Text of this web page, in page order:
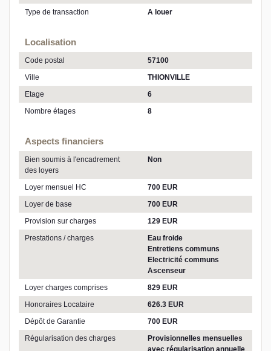
Type de transaction
A louer
Localisation
Code postal
57100
Ville
THIONVILLE
Etage
6
Nombre étages
8
Aspects financiers
Bien soumis à l'encadrement
des loyers
Non
Loyer mensuel HC
700 EUR
Loyer de base
700 EUR
Provision sur charges
129 EUR
Prestations / charges
Eau froide
Entretiens communs
Electricité communs
Ascenseur
Loyer charges comprises
829 EUR
Honoraires Locataire
626.3 EUR
Dépôt de Garantie
700 EUR
Régularisation des charges
Provisionnelles mensuelles
avec régularisation annuelle